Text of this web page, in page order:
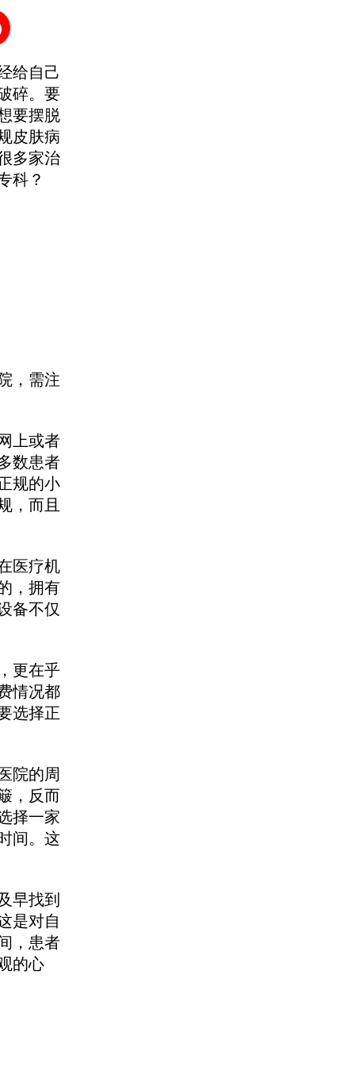
给自己
碎。要
要摆脱
皮肤病
多家治
科？
，需注
上或者
数患者
规的小
，而且
医疗机
，拥有
备不仅
更在乎
情况都
选择正
院的周
，反而
择一家
间。这
早找到
是对自
，患者
的心